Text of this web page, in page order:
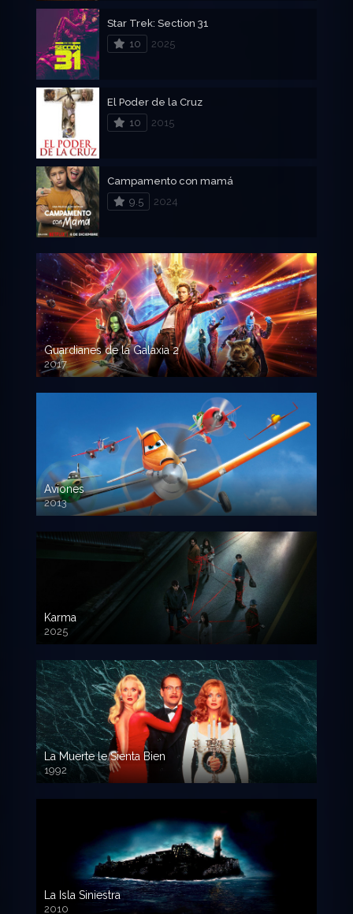
Star Trek: Section 31
10
2025
El Poder de la Cruz
10
2015
Campamento con mamá
9.5
2024
Guardianes de la Galaxia 2
2017
720p HD
Aviones
2013
720 HD
Karma
2025
La Muerte le Sienta Bien
1992
720p HD
La Isla Siniestra
2010